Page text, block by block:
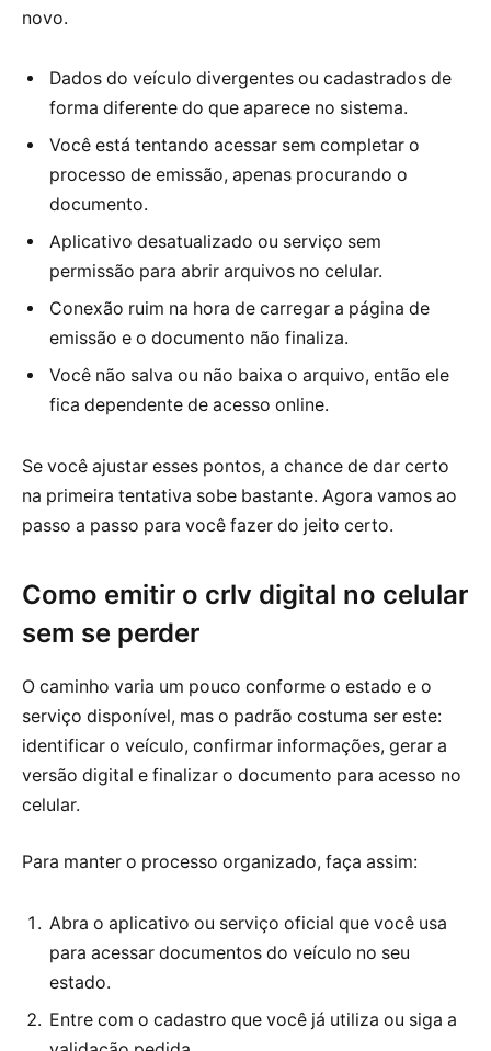
novo.
Dados do veículo divergentes ou cadastrados de
forma diferente do que aparece no sistema.
Você está tentando acessar sem completar o
processo de emissão, apenas procurando o
documento.
Aplicativo desatualizado ou serviço sem
permissão para abrir arquivos no celular.
Conexão ruim na hora de carregar a página de
emissão e o documento não finaliza.
Você não salva ou não baixa o arquivo, então ele
fica dependente de acesso online.
Se você ajustar esses pontos, a chance de dar certo
na primeira tentativa sobe bastante. Agora vamos ao
passo a passo para você fazer do jeito certo.
Como emitir o crlv digital no celular
sem se perder
O caminho varia um pouco conforme o estado e o
serviço disponível, mas o padrão costuma ser este:
identificar o veículo, confirmar informações, gerar a
versão digital e finalizar o documento para acesso no
celular.
Para manter o processo organizado, faça assim:
Abra o aplicativo ou serviço oficial que você usa
para acessar documentos do veículo no seu
estado.
Entre com o cadastro que você já utiliza ou siga a